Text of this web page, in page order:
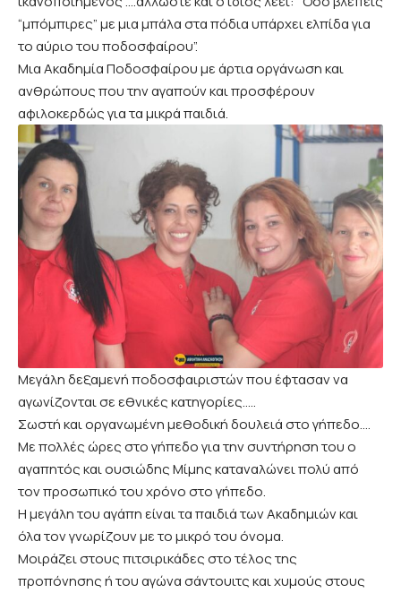
“μπόμπιρες” με μια μπάλα στα πόδια υπάρχει ελπίδα για
το αύριο του ποδοσφαίρου”.
Μια Ακαδημία Ποδοσφαίρου με άρτια οργάνωση και
ανθρώπους που την αγαπούν και προσφέρουν
αφιλοκερδώς για τα μικρά παιδιά.
Μεγάλη δεξαμενή ποδοσφαιριστών που έφτασαν να
αγωνίζονται σε εθνικές κατηγορίες…..
Σωστή και οργανωμένη μεθοδική δουλειά στο γήπεδο….
Με πολλές ώρες στο γήπεδο για την συντήρηση του ο
αγαπητός και ουσιώδης Μίμης καταναλώνει πολύ από
τον προσωπικό του χρόνο στο γήπεδο.
Η μεγάλη του αγάπη είναι τα παιδιά των Ακαδημιών και
όλα τον γνωρίζουν με το μικρό του όνομα.
Μοιράζει στους πιτσιρικάδες στο τέλος της
προπόνησης ή του αγώνα σάντουιτς και χυμούς στους